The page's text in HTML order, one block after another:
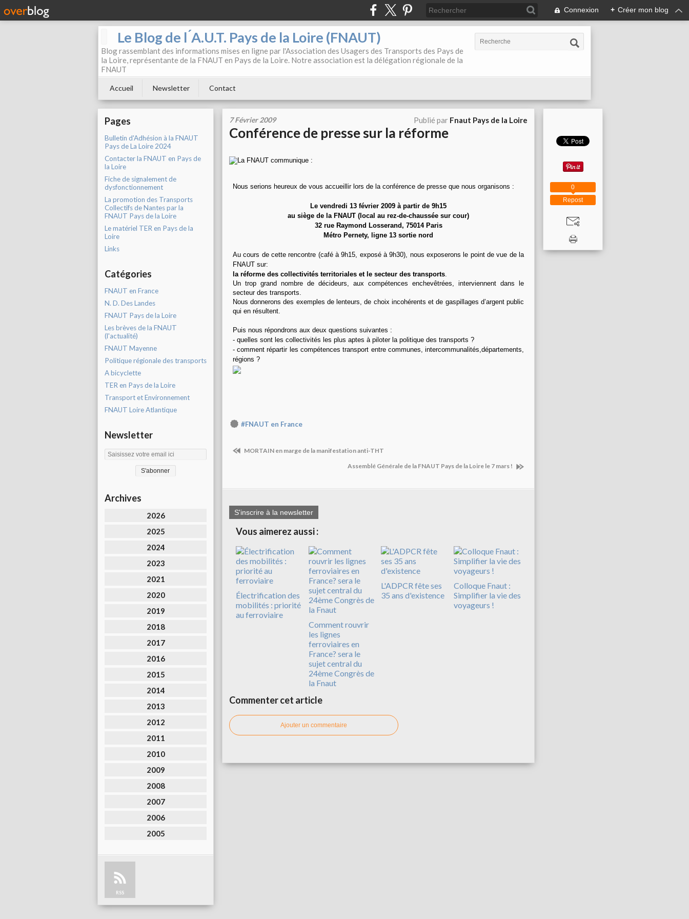
Connexion + Créer mon blog
Le Blog de l ́A.U.T. Pays de la Loire (FNAUT)
Blog rassemblant des informations mises en ligne par l'Association des Usagers des Transports des Pays de
la Loire, représentante de la FNAUT en Pays de la Loire. Notre association est la délégation régionale de la
FNAUT
Accueil Newsletter Contact
Pages
Bulletin d'Adhésion à la FNAUT
Pays de La Loire 2024
Contacter la FNAUT en Pays de
la Loire
Fiche de signalement de
dysfonctionnement
La promotion des Transports
Collectifs de Nantes par la
FNAUT Pays de la Loire
Le matériel TER en Pays de la
Loire
Links
Catégories
FNAUT en France
N. D. Des Landes
FNAUT Pays de la Loire
Les brèves de la FNAUT
(l'actualité)
FNAUT Mayenne
Politique régionale des transports
A bicyclette
TER en Pays de la Loire
Transport et Environnement
FNAUT Loire Atlantique
Newsletter
Archives
2026
2025
2024
2023
2021
2020
2019
2018
2017
2016
2015
2014
2013
2012
2011
2010
2009
2008
2007
2006
2005
RSS
7 Février 2009 Publié par Fnaut Pays de la Loire
Conférence de presse sur la réforme
La FNAUT communique :
Nous serions heureux de vous accueillir lors de la conférence de presse que nous organisons :
Le vendredi 13 février 2009 à partir de 9h15
au siège de la FNAUT (local au rez-de-chaussée sur cour)
32 rue Raymond Losserand, 75014 Paris
Métro Pernety, ligne 13 sortie nord
Au cours de cette rencontre (café à 9h15, exposé à 9h30), nous exposerons le point de vue de la
FNAUT sur:
la réforme des collectivités territoriales et le secteur des transports.
Un trop grand nombre de décideurs, aux compétences enchevêtrées, interviennent dans le
secteur des transports.
Nous donnerons des exemples de lenteurs, de choix incohérents et de gaspillages d’argent public
qui en résultent.
Puis nous répondrons aux deux questions suivantes :
- quelles sont les collectivités les plus aptes à piloter la politique des transports ?
- comment répartir les compétences transport entre communes, intercommunalités,départements,
régions ?
#FNAUT en France
MORTAIN en marge de la manifestation anti-THT
Assemblé Générale de la FNAUT Pays de la Loire le 7 mars !
S'inscrire à la newsletter
Vous aimerez aussi :
Électrification des
mobilités : priorité
au ferroviaire
Comment rouvrir
les lignes
ferroviaires en
France? sera le
sujet central du
24ème Congrès de
la Fnaut
L'ADPCR fête ses
35 ans d'existence
Colloque Fnaut :
Simplifier la vie des
voyageurs !
Commenter cet article
Ajouter un commentaire
Repost
0